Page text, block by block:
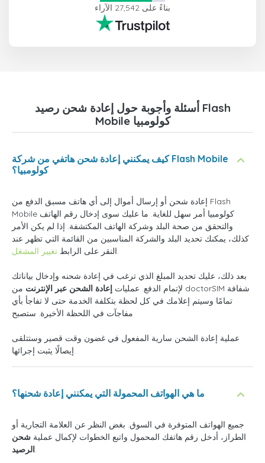
بناءً على 27,542 الآراء
أسئلة وأجوبة حول إعادة شحن رصيد Flash
Mobile كولومبيا
كيف يمكنني إعادة شحن هاتفي من شركة Flash Mobile
كولومبيا؟
إعادة شحن أو إرسال أموال إلى أي هاتف مسبق الدفع من Flash
Mobile كولومبيا أمر سهل للغاية. ما عليك سوى إدخال رقم الهاتف
والتحقق من صحة البلد وشركة الهاتف المكتشفة. إذا لم يكن الأمر
كذلك، يمكنك تحديد البلد والشركة المناسبين من القائمة التي تظهر عند
النقر على الرابط تغيير المشغل .
بعد ذلك، عليك تحديد المبلغ الذي ترغب في إعادة شحنه وإدخال بياناتك
لإتمام الدفع. عمليات إعادة الشحن عبر الإنترنت من doctorSIM شفافة
تمامًا وسيتم إعلامك في كل لحظة بتكلفة الخدمة حتى لا تفاجأ بأي
مفاجآت في اللحظة الأخيرة. ستصبح
عملية إعادة الشحن سارية المفعول في غضون وقت قصير وستتلقى
إيصالًا يثبت إجرائها.
ما هي الهواتف المحمولة التي يمكنني إعادة شحنها؟
جميع الهواتف المتوفرة في السوق. بغض النظر عن العلامة التجارية أو
الطراز، أدخل رقم هاتفك المحمول واتبع الخطوات لإكمال عملية شحن
الرصيد.